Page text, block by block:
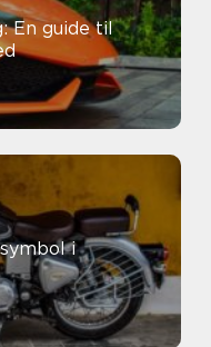
En guide til
i